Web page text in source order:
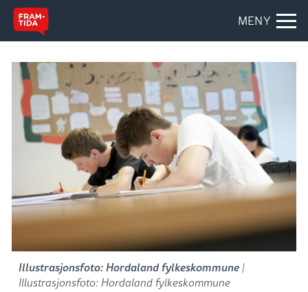
MENY
Illustrasjonsfoto: Hordaland fylkeskommune|
Illustrasjonsfoto: Hordaland fylkeskommune